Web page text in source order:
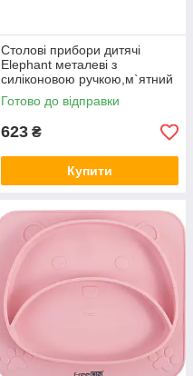
Столові прибори дитячі
Elephant металеві з
силіконовою ручкою,м`ятний
101 All FreeON
Готово до відправки
623 ₴
Купити